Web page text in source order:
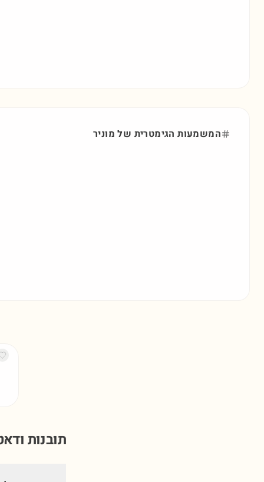
המשמעות הגימטרית של מוניר
תובנות